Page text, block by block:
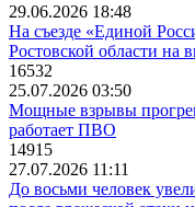
29.06.2026 18:48
На съезде «Единой
Ростовской области на
16532
25.07.2026 03:50
Мощные взрывы
работает ПВО
14915
27.07.2026 11:11
До восьми человек